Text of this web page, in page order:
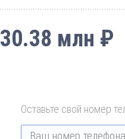
30.38 млн ₽
Оставьте свой номер